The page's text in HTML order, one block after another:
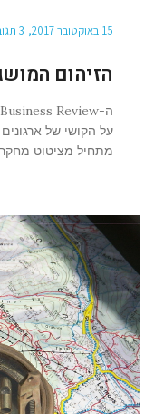
15 באוקטובר 2017 3 תגובות
הזיהום
על הקושי של
מתחיל מציטוט מחקר של